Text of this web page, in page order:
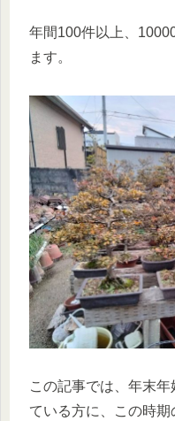
年間100件以上、
ます。
この記事では、年末
ている方に、この時